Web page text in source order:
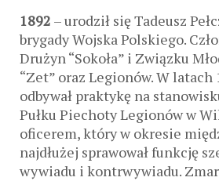
1892 – urodził się Tadeusz
brygady Wojska Polskiego.
Drużyn “Sokoła” i Związku
“Zet” oraz Legionów. W latach
odbywał praktykę na
Pułku Piechoty Legionów w
oficerem, który w okresie
najdłużej sprawował funkcję
wywiadu i kontrwywiadu.